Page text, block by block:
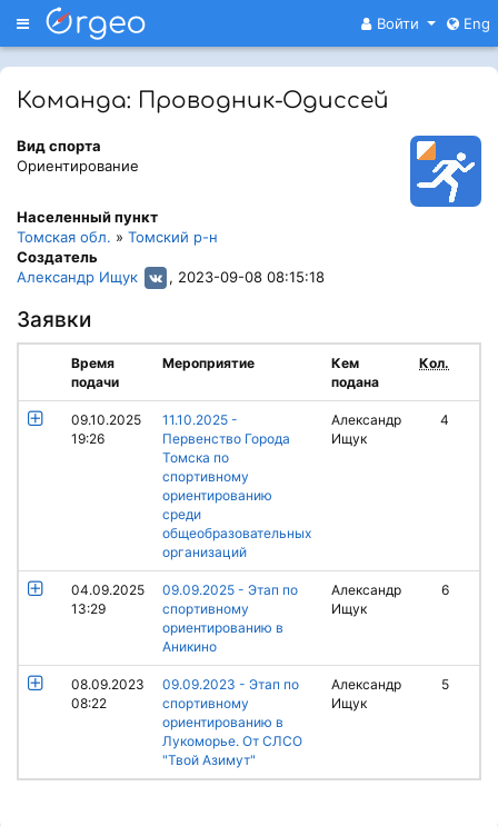
Меню Войти Eng
Команда: Проводник-Одиссей
Вид спорта
Ориентирование
Населенный пункт
Томская обл. » Томский р-н
Создатель
Александр Ищук
, 2023-09-08 08:15:18
Заявки
Время
подачи
Мероприятие
Кем
подана
Кол.
09.10.2025
19:26
11.10.2025 -
Первенство Города
Томска по
спортивному
ориентированию
среди
общеобразовательных
организаций
Александр
Ищук
4
04.09.2025
13:29
09.09.2025 - Этап по
спортивному
ориентированию в
Аникино
Александр
Ищук
6
08.09.2023
08:22
09.09.2023 - Этап по
спортивному
ориентированию в
Лукоморье. От СЛСО
"Твой Азимут"
Александр
Ищук
5